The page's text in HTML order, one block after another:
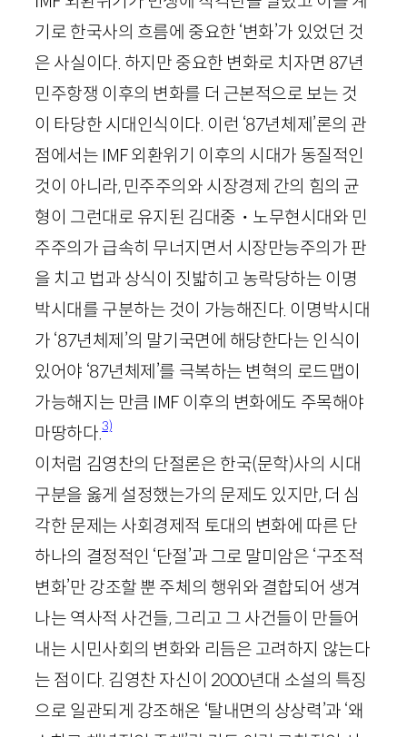
기로 한국사의 흐름에 중요한 ‘변화’가 있었던 것
은 사실이다. 하지만 중요한 변화로 치자면 87년
민주항쟁 이후의 변화를 더 근본적으로 보는 것
이 타당한 시대인식이다. 이런 ‘87년체제’론의 관
점에서는 IMF외환위기 이후의 시대가 동질적인
것이 아니라, 민주주의와 시장경제 간의 힘의 균
형이 그런대로 유지된 김대중・노무현시대와 민
주주의가 급속히 무너지면서 시장만능주의가 판
을 치고 법과 상식이 짓밟히고 농락당하는 이명
박시대를 구분하는 것이 가능해진다. 이명박시대
가 ‘87년체제’의 말기국면에 해당한다는 인식이
있어야 ‘87년체제’를 극복하는 변혁의 로드맵이
가능해지는 만큼 IMF 이후의 변화에도 주목해야
마땅하다.3)
이처럼 김영찬의 단절론은 한국(문학)사의 시대
구분을 옳게 설정했는가의 문제도 있지만, 더 심
각한 문제는 사회경제적 토대의 변화에 따른 단
하나의 결정적인 ‘단절’과 그로 말미암은 ‘구조적
변화’만 강조할 뿐 주체의 행위와 결합되어 생겨
나는 역사적 사건들, 그리고 그 사건들이 만들어
내는 시민사회의 변화와 리듬은 고려하지 않는다
는 점이다. 김영찬 자신이 2000년대 소설의 특징
으로 일관되게 강조해온 ‘탈내면의 상상력’과 ‘왜